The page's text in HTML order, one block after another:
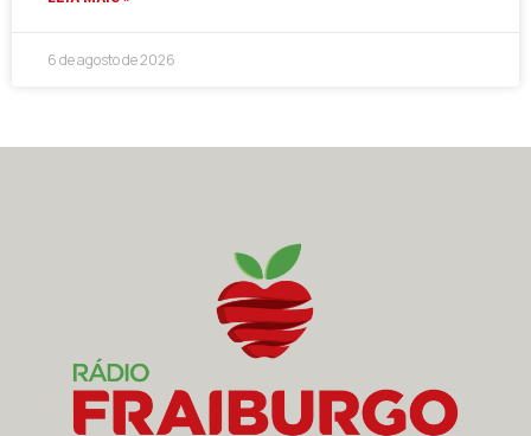
6 de agosto de 2026